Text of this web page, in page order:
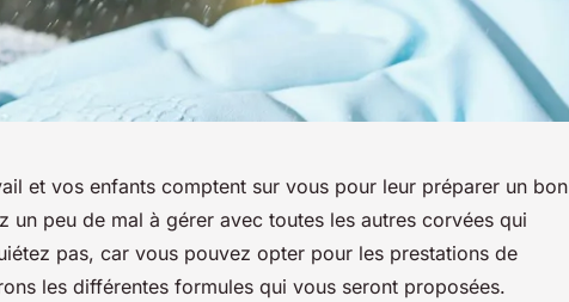
et vos enfants comptent sur vous pour leur préparer un bon
un peu de mal à gérer avec toutes les autres corvées qui
pas, car vous pouvez opter pour les prestations de
les différentes formules qui vous seront proposées.